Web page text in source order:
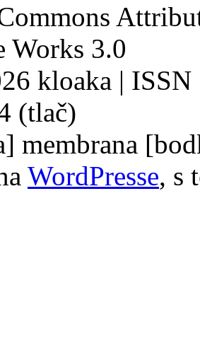
Works 3.0
kloaka |
(tlač)
membrana
WordPresse, s